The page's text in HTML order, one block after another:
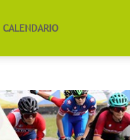
CALENDARIO